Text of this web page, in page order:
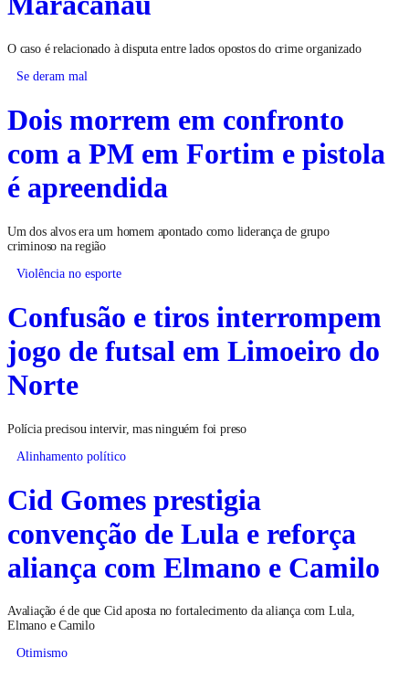
O caso é relacionado à disputa entre lados opostos do crime organizado
Se deram mal
Dois morrem em confronto
com a PM em Fortim e pistola
é apreendida
Um dos alvos era um homem apontado como liderança de grupo
criminoso na região
Violência no esporte
Confusão e tiros interrompem
jogo de futsal em Limoeiro do
Norte
Polícia precisou intervir, mas ninguém foi preso
Alinhamento político
Cid Gomes prestigia
convenção de Lula e reforça
aliança com Elmano e Camilo
Avaliação é de que Cid aposta no fortalecimento da aliança com Lula,
Elmano e Camilo
Otimismo